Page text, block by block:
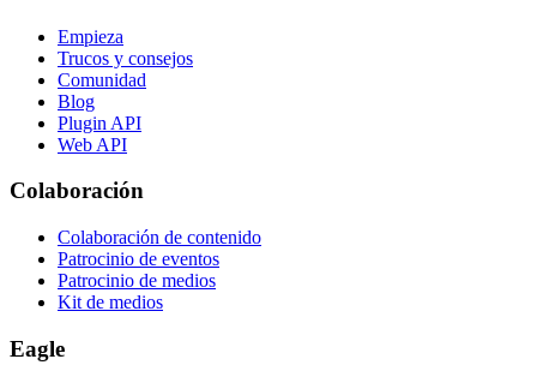
Empieza
Trucos y consejos
Comunidad
Blog
Plugin API
Web API
Colaboración
Colaboración de contenido
Patrocinio de eventos
Patrocinio de medios
Kit de medios
Eagle